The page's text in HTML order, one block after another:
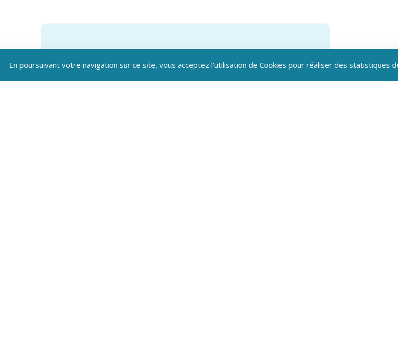
En poursuivant votre navigation sur ce site, vous acceptez l'utilisation de Cookies pour réaliser des statistiques